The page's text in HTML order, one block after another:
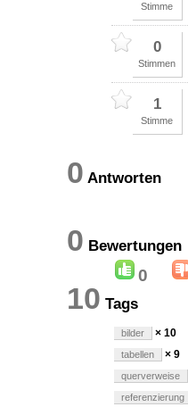
Stimme
0
Stimmen
1
Stimme
0
0
0
10
bilder × 10
tabellen × 9
querverweise
referenzierung